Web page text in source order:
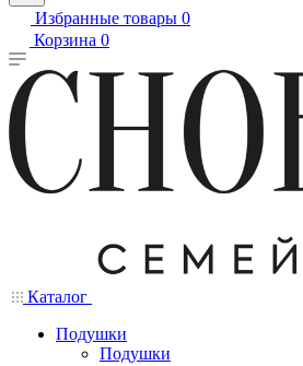
Избранные товары 0
Корзина 0
Каталог
Подушки
Подушки